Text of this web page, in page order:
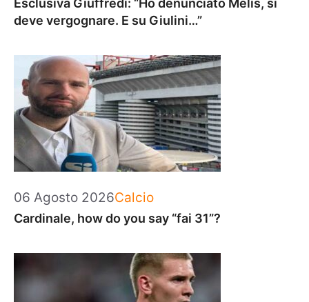
Esclusiva Giuffredi: “Ho denunciato Melis, si
deve vergognare. E su Giulini…”
06 Agosto 2026Categorie
Calcio
Cardinale, how do you say “fai 31”?